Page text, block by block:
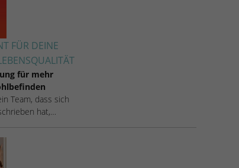
FÜR DEINE
für mehr
Team, dass sich
hat,…